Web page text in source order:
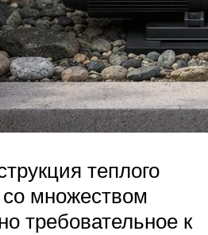
теплого
множеством
требовательное к